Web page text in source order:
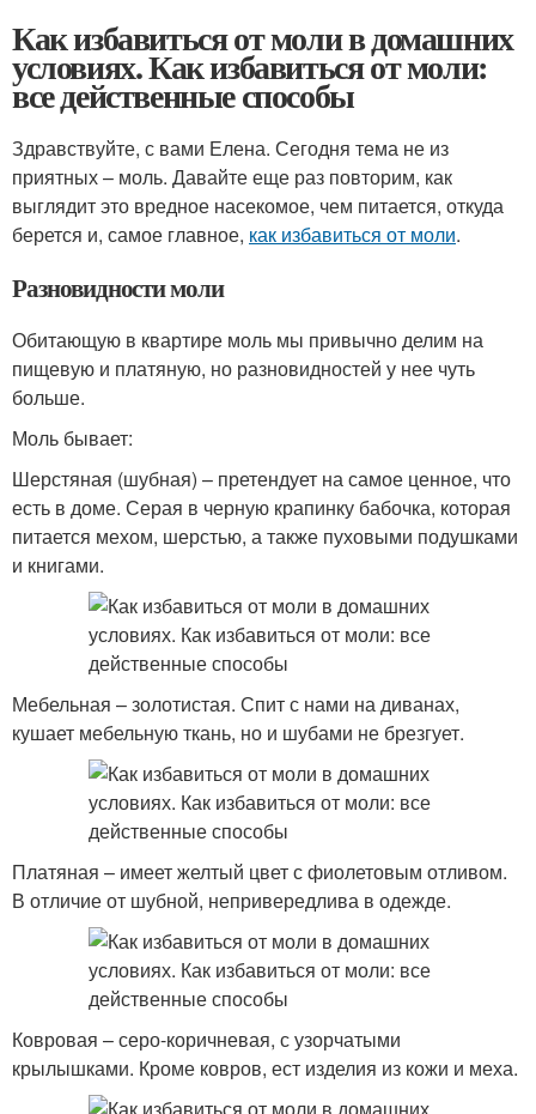
Как избавиться от моли в домашних
условиях. Как избавиться от моли:
все действенные способы
Здравствуйте, с вами Елена. Сегодня тема не из
приятных – моль. Давайте еще раз повторим, как
выглядит это вредное насекомое, чем питается, откуда
берется и, самое главное, как избавиться от моли.
Разновидности моли
Обитающую в квартире моль мы привычно делим на
пищевую и платяную, но разновидностей у нее чуть
больше.
Моль бывает:
Шерстяная (шубная) – претендует на самое ценное, что
есть в доме. Серая в черную крапинку бабочка, которая
питается мехом, шерстью, а также пуховыми подушками
и книгами.
Мебельная – золотистая. Спит с нами на диванах,
кушает мебельную ткань, но и шубами не брезгует.
Платяная – имеет желтый цвет с фиолетовым отливом.
В отличие от шубной, непривередлива в одежде.
Ковровая – серо-коричневая, с узорчатыми
крылышками. Кроме ковров, ест изделия из кожи и меха.